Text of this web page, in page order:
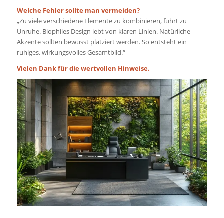
Welche Fehler sollte man vermeiden?
„Zu viele verschiedene Elemente zu kombinieren, führt zu
Unruhe. Biophiles Design lebt von klaren Linien. Natürliche
Akzente sollten bewusst platziert werden. So entsteht ein
ruhiges, wirkungsvolles Gesamtbild.“
Vielen Dank für die wertvollen Hinweise.